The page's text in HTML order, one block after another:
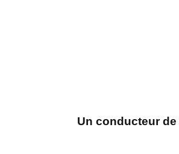
Un conducteur